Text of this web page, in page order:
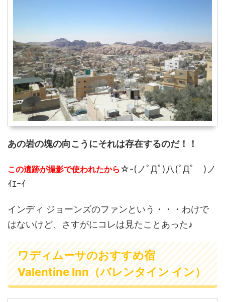
あの岩の塊の向こうにそれは存在するのだ！！
この遺跡が撮影で使われたから ☆-(ノﾟДﾟ)八(ﾟДﾟ )ノ
ｲｴｰｲ
インディ ジョーンズのファンという・・・わけで
はないけど、さすがにコレは見たことあった♪
ワディムーサのおすすめ宿
Valentine Inn（バレンタイン イン）